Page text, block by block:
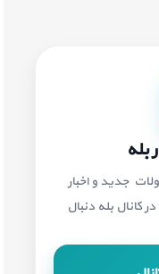
بله
جدید و اخبار
کانال بله دنبال